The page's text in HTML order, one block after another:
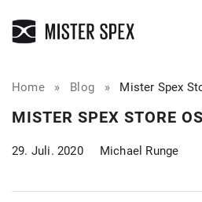
Home» Blog » Mister Spex
MISTER SPEX STORE
29. Juli. 2020 Michael Runge